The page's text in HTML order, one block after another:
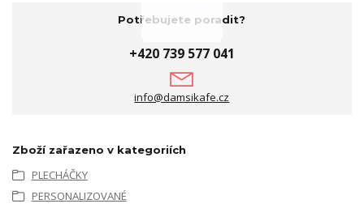
Potřebujete poradit?
+420 739 577 041
info@damsikafe.cz
Zboží zařazeno v kategoriích
PLECHÁČKY
PERSONALIZOVANÉ